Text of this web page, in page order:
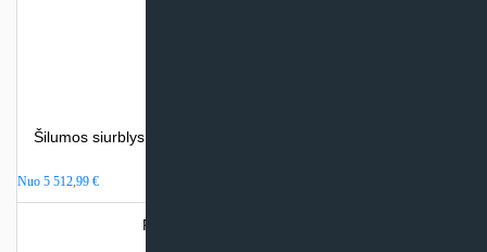
Šilumos siurblys oras – vanduo Atlantic ALFEA EXCELLIA (be
Nuo 5 512,99 €
Produkto šiuo metu neturime.